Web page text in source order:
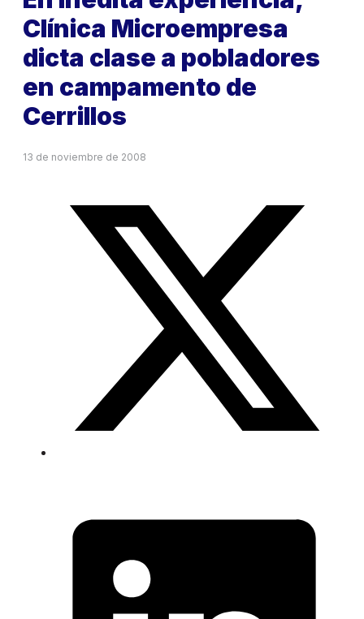
Clínica Microempresa
dicta clase a pobladores
en campamento de
Cerrillos
13 de noviembre de 2008